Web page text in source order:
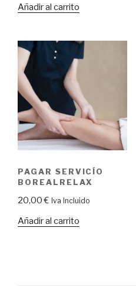
Añadir al carrito
PAGAR SERVICÍO
BOREALRELAX
20,00€ Iva Incluido
Añadir al carrito